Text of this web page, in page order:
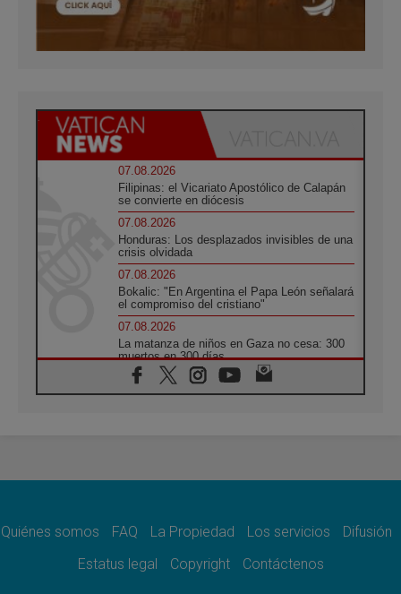
07.08.2026
Filipinas: el Vicariato Apostólico de Calapán
se convierte en diócesis
07.08.2026
Honduras: Los desplazados invisibles de una
crisis olvidada
07.08.2026
Bokalic: "En Argentina el Papa León señalará
el compromiso del cristiano"
07.08.2026
La matanza de niños en Gaza no cesa: 300
muertos en 300 días
07.08.2026
Tagle: La guerra desfigura el mundo, solo la
como misión al servicio del Evangelio
SIGNIS 2026, dar voz a las religiosas en el
Quiénes somos FAQ La Propiedad Los servicios
Difusión
Estatus legal
Copyright Contáctenos